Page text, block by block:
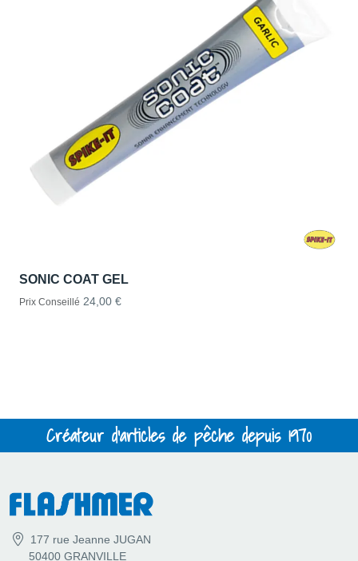
SONIC COAT GEL
Prix Conseillé 24,00 €
Créateur d'articles de pêche depuis 1970
177 rue Jeanne JUGAN
50400 GRANVILLE